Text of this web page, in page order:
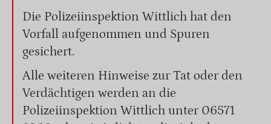
Die Polizeiinspektion Wittlich hat den
Vorfall aufgenommen und Spuren
gesichert.
Alle weiteren Hinweise zur Tat oder den
Verdächtigen werden an die
Polizeiinspektion Wittlich unter 06571